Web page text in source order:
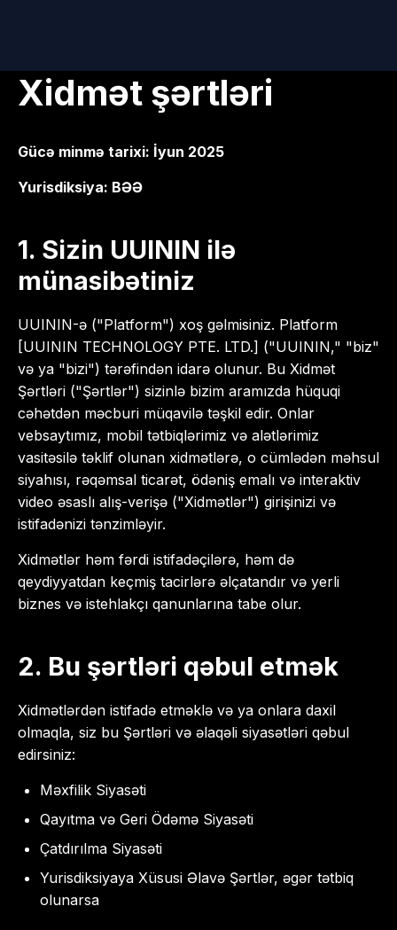
Xidmət şərtləri
Gücə minmə tarixi: İyun 2025
Yurisdiksiya: BƏƏ
1. Sizin UUININ ilə
münasibətiniz
UUININ-ə ("Platform") xoş gəlmisiniz. Platform
[UUININ TECHNOLOGY PTE. LTD.] ("UUININ," "biz"
və ya "bizi") tərəfindən idarə olunur. Bu Xidmət
Şərtləri ("Şərtlər") sizinlə bizim aramızda hüquqi
cəhətdən məcburi müqavilə təşkil edir. Onlar
vebsaytımız, mobil tətbiqlərimiz və alətlərimiz
vasitəsilə təklif olunan xidmətlərə, o cümlədən məhsul
siyahısı, rəqəmsal ticarət, ödəniş emalı və interaktiv
video əsaslı alış-verişə ("Xidmətlər") girişinizi və
istifadənizi tənzimləyir.
Xidmətlər həm fərdi istifadəçilərə, həm də
qeydiyyatdan keçmiş tacirlərə əlçatandır və yerli
biznes və istehlakçı qanunlarına tabe olur.
2. Bu şərtləri qəbul etmək
Xidmətlərdən istifadə etməklə və ya onlara daxil
olmaqla, siz bu Şərtləri və əlaqəli siyasətləri qəbul
edirsiniz:
Məxfilik Siyasəti
Qayıtma və Geri Ödəmə Siyasəti
Çatdırılma Siyasəti
Yurisdiksiyaya Xüsusi Əlavə Şərtlər, əgər tətbiq
olunarsa